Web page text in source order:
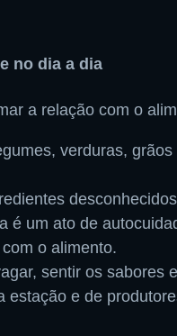
no dia a dia
a relação com o
verduras,
é um ato de
o alimento.
sentir os sabores
e de